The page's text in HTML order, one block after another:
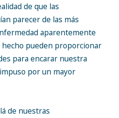
de que las
parecer de las más
aparentemente
hecho pueden proporcionar
para encarar nuestra
por un mayor
de nuestras